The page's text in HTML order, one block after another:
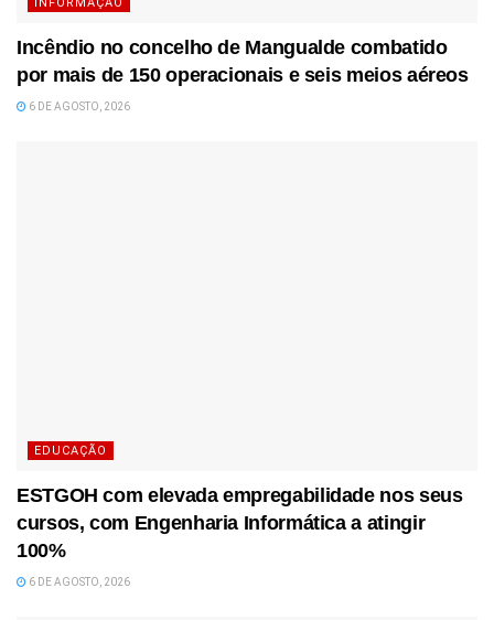
Incêndio no concelho de Mangualde combatido
por mais de 150 operacionais e seis meios aéreos
6 DE AGOSTO, 2026
EDUCAÇÃO
ESTGOH com elevada empregabilidade nos seus
cursos, com Engenharia Informática a atingir
100%
6 DE AGOSTO, 2026